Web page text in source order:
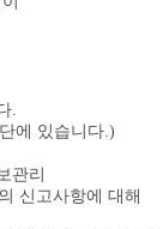
.
에 있습니다.)
관리
신고사항에 대해